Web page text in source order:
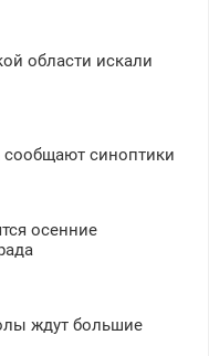
области искали
сообщают синоптики
осенние
ждут большие